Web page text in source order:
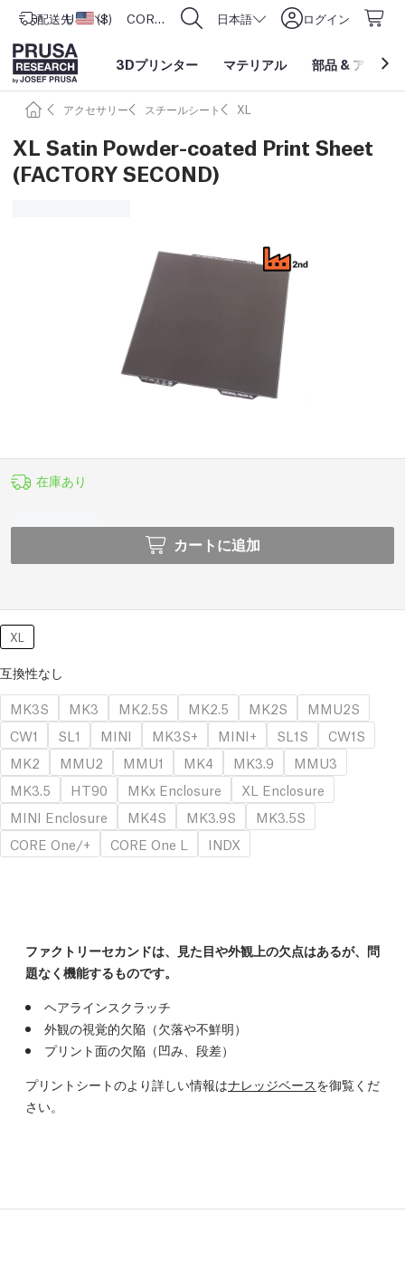
配送先 アメリカ合衆国
USD ($) CORE One L: Now In Stock! 日本語 ログイン
3Dプリンター マテリアル 部品 & アクセ
アクセサリー スチールシート XL
XL Satin Powder-coated Print Sheet
(FACTORY SECOND)
在庫あり
カートに追加
XL
互換性なし
MK3S
MK3 MK2.5S MK2.5 MK2S
MMU2S
CW1
SL1 MINI MK3S+ MINI+ SL1S
CW1S
MK2
MMU2 MMU1 MK4 MK3.9
MMU3
MK3.5
HT90 MKx Enclosure
XL Enclosure
MINI Enclosure
MK4S MK3.9S
MK3.5S
CORE One/+
CORE One L INDX
ファクトリーセカンドは、見た目や外観上の欠点はあるが、問
題なく機能するものです。
ヘアラインスクラッチ
外観の視覚的欠陥（欠落や不鮮明）
プリント面の欠陥（凹み、段差）
プリントシートのより詳しい情報はナレッジベースを御覧くだ
さい。